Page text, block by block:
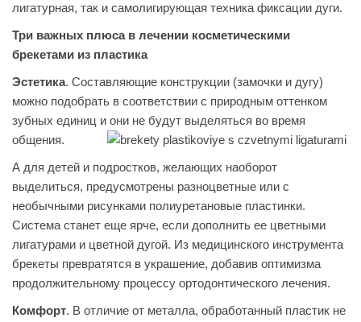
лигатурная, так и самолигирующая техника фиксации дуги.
Три важных плюса в лечении косметическими
брекетами из пластика
Эстетика. Составляющие конструкции (замочки и дугу)
можно подобрать в соответствии с природным оттенком
зубных единиц и они не будут выделяться во время
общения.
А для детей и подростков, желающих наоборот
выделиться, предусмотрены разноцветные или с
необычными рисунками полиуретановые пластинки.
Система станет еще ярче, если дополнить ее цветными
лигатурами и цветной дугой. Из медицинского инструмента
брекеты превратятся в украшение, добавив оптимизма
продолжительному процессу ортодонтического лечения.
Комфорт. В отличие от металла, обработанный пластик не